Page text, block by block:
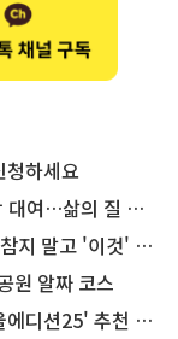
하세요
삶의 질 높인다
'이것' 해보세요!
원 알짜 코스
션25' 추천 코스